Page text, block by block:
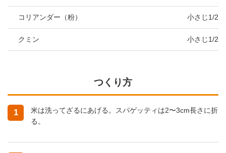
コリアンダー（粉） 小さじ1/2
クミン 小さじ1/2
つくり方
1
米は洗ってざるにあげる。スパゲッティは2〜3cm長さに折
る。